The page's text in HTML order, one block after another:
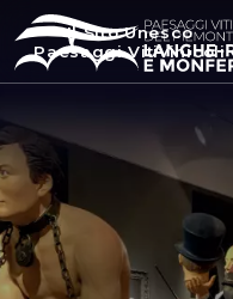
Il Sito Unesco
Paesaggi Vitivinicoli